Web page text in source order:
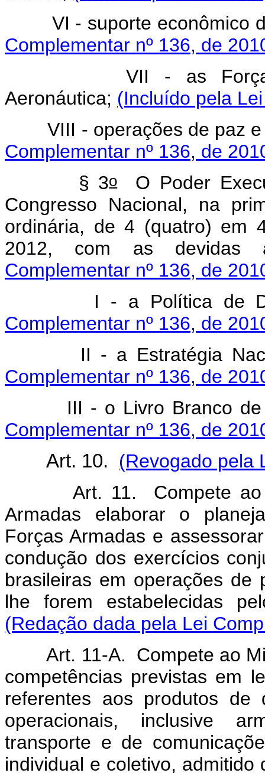
VI - suporte econômico
Complementar nº 136, de
VII - as Forças
Aeronáutica; (Incluído pela
VIII - operações de paz e
Complementar nº 136, de
§ 3oO Poder
Congresso Nacional, na
ordinária, de 4 (quatro) em
2012, com as devidas
Complementar nº 136, de
I - a Política de
Complementar nº 136, de
II - a Estratégia
Complementar nº 136, de
III - o Livro Branco de
Complementar nº 136, de
Art. 10. (Revogado pela
Art. 11. Compete ao
Armadas elaborar o
Forças Armadas e
condução dos exercícios
brasileiras em operações
lhe forem estabelecidas
(Redação dada pela Lei
Art. 11-A. Compete ao
competências previstas em
referentes aos produtos de
operacionais, inclusive
transporte e de
individual e coletivo,